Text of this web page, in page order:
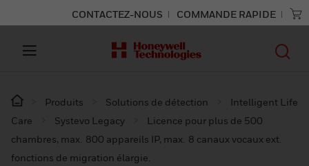
CONTACTEZ-NOUS COMMANDE RAPIDE
Produits Solutions de détection
Intelligent Life
Care
Systevo Legacy
Licence pour plus de 500
chambres, max. 800 appareils IP, max. 8 canaux vocaux ext.
fonctions de migration élargie.